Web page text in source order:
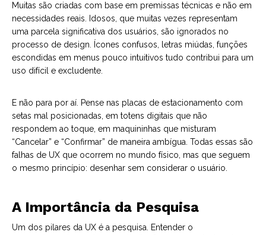
Muitas são criadas com base em premissas técnicas e não em
necessidades reais. Idosos, que muitas vezes representam
uma parcela significativa dos usuários, são ignorados no
processo de design. Ícones confusos, letras miúdas, funções
escondidas em menus pouco intuitivos tudo contribui para um
uso difícil e excludente.
E não para por aí. Pense nas placas de estacionamento com
setas mal posicionadas, em totens digitais que não
respondem ao toque, em maquininhas que misturam
“Cancelar” e “Confirmar” de maneira ambígua. Todas essas são
falhas de UX que ocorrem no mundo físico, mas que seguem
o mesmo princípio: desenhar sem considerar o usuário.
A Importância da Pesquisa
Um dos pilares da UX é a pesquisa. Entender o